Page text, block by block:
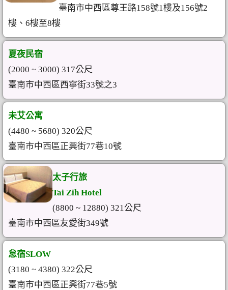
臺南市中西區尊王路158號1樓及156號2
樓、6樓至8樓
夏夜民宿
(2000 ~ 3000) 317公尺
臺南市中西區西寧街33號之3
未艾公寓
(4480 ~ 5680) 320公尺
臺南市中西區正興街77巷10號
太子行旅
Tai Zih Hotel
(8800 ~ 12880) 321公尺
臺南市中西區友愛街349號
怠宿SLOW
(3180 ~ 4380) 322公尺
臺南市中西區正興街77巷5號